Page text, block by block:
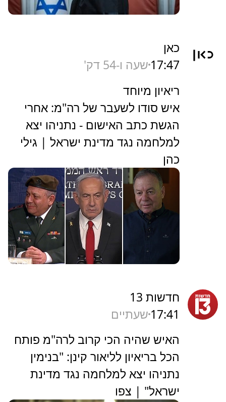
כאן
17:47 שעה ו-54 דק'
ריאיון מיוחד
איש סודו לשעבר של רה"מ: אחרי
הגשת כתב האישום - נתניהו יצא
למלחמה נגד מדינת ישראל | גילי
כהן
חדשות 13
17:41 שעתיים
האיש שהיה הכי קרוב לרה"מ פותח
הכל בריאיון לליאור קינן: "בנימין
נתניהו יצא למלחמה נגד מדינת
ישראל" | צפו